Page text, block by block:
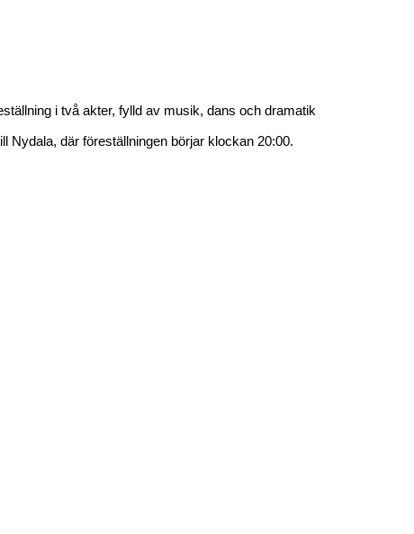
i två akter, fylld av musik, dans och dramatik
där föreställningen börjar klockan 20:00.